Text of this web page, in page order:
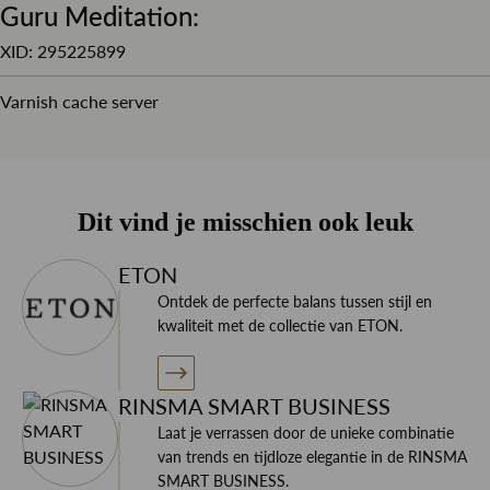
Combineer dit overhemd met een pull-over van Profuomo
of Gran Sasso of juist onder een mooi pak van Corneliani
CC en maak het geheel af met een mooie stropdas en
pochet.
garderobe? Neem contact op met specialisten!
Dit vind je misschien ook leuk
ETON
Ontdek de perfecte balans tussen stijl en
kwaliteit met de collectie van ETON.
RINSMA SMART BUSINESS
Laat je verrassen door de unieke combinatie
van trends en tijdloze elegantie in de RINSMA
SMART BUSINESS.
Guru Meditation:
XID: 295225899
Varnish cache server